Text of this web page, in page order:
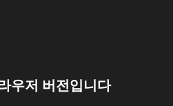
우저 버전입니다